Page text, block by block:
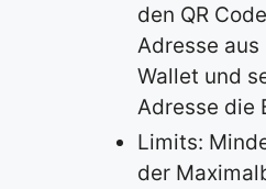
den QR
Adresse aus
Wallet und
Adresse die
Limits:
der